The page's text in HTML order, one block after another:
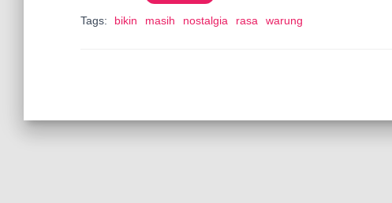
Tags: bikin masih nostalgia rasa warung